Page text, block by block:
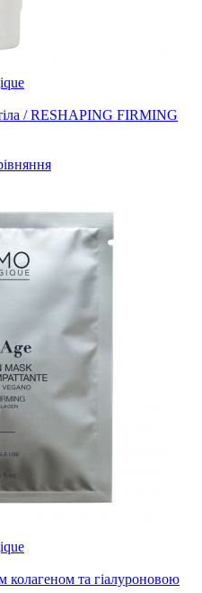
/ RESHAPING FIRMING
колагеном та гіалуроновою